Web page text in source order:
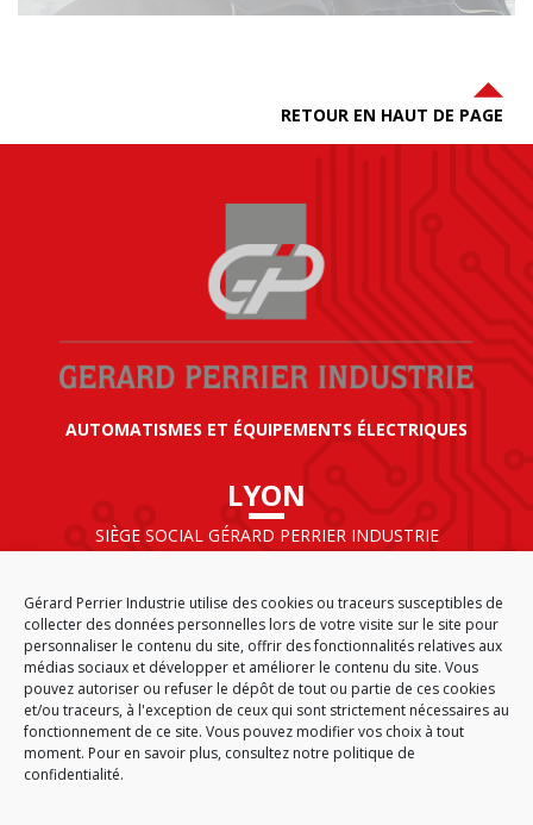
Gérard Perrier Industrie utilise des cookies ou traceurs susceptibles de
collecter des données personnelles lors de votre visite sur le site pour
personnaliser le contenu du site, offrir des fonctionnalités relatives aux
médias sociaux et développer et améliorer le contenu du site. Vous
pouvez autoriser ou refuser le dépôt de tout ou partie de ces cookies
et/ou traceurs, à l'exception de ceux qui sont strictement nécessaires au
fonctionnement de ce site. Vous pouvez modifier vos choix à tout
moment. Pour en savoir plus, consultez notre politique de
confidentialité.
RETOUR EN HAUT DE PAGE
AUTOMATISMES ET ÉQUIPEMENTS ÉLECTRIQUES
LYON
SIÈGE SOCIAL GÉRARD PERRIER INDUSTRIE
69125 LYON AÉROPORT SAINT EXUPÉRY
FRANCE
ACCUEIL CGA PLAN DU SITE
MENTIONS LÉGALES
DONNÉES PERSONNELLES